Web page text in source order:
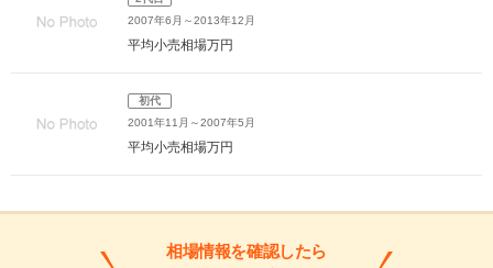
2007年6月～2013年12月
平均小売相場万円
初代
2001年11月～2007年5月
平均小売相場万円
相場情報を確認したら